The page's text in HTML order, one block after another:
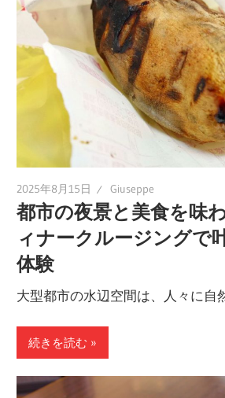
2025年8月15日 Giuseppe
都市の夜景と美食を味
ィナークルージングで
体験
大型都市の水辺空間は、人々に自
続きを読む